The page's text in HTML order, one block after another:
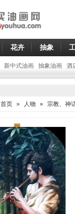
花卉 抽象
新中式油画 抽象油画 酒
首页 » 人物 » 宗教、神